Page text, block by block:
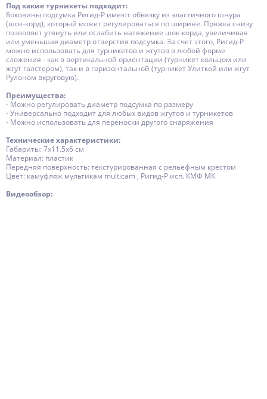
Под какие турникеты подходит:
Боковины подсумка Ригид-Р имеют обвязку из эластичного шнура
(шок-корд), который может регулироваться по ширине. Пряжка снизу
позволяет утянуть или ослабить натяжение шок-корда, увеличивая
или уменьшая диаметр отверстия подсумка. За счет этого, Ригид-Р
можно использовать для турникетов и жгутов в любой форме
сложения - как в вертикальной ориентации (турникет кольцом или
жгут галстером), так и в горизонтальной (турникет Улиткой или жгут
Рулоном вкруговую).
Преимущества:
- Можно регулировать диаметр подсумка по размеру
- Универсально подходит для любых видов жгутов и турникетов
- Можно использовать для переноски другого снаряжения
Технические характеристики:
Габариты: 7х11.5х6 см
Материал: пластик
Передняя поверхность: текстурированная с рельефным крестом
Цвет: камуфляж мультикам multicam , Ригид-Р исп. КМФ МК
Видеообзор: